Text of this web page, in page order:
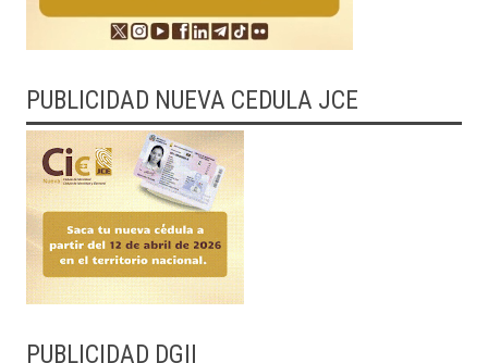
PUBLICIDAD NUEVA CEDULA JCE
PUBLICIDAD DGII